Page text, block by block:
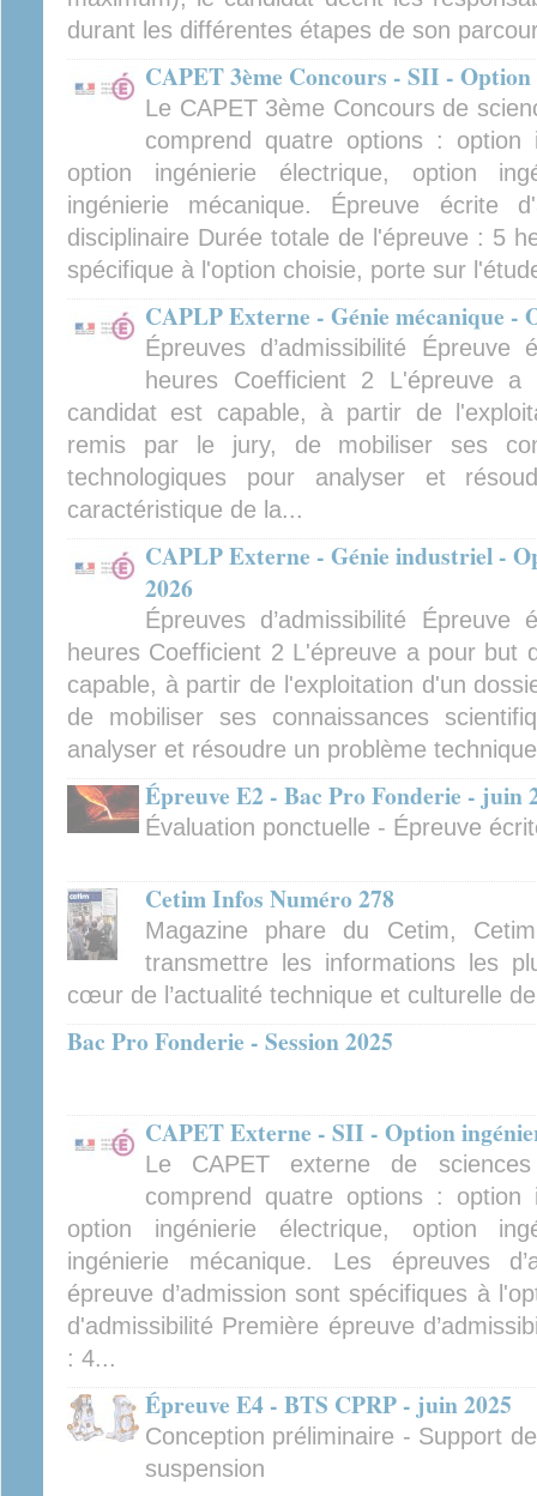
durant les différentes étapes de son
CAPET 3ème Concours - SII -
Le CAPET 3ème Concours de
comprend quatre options : option
option ingénierie électrique, option
ingénierie mécanique. Épreuve écrite
disciplinaire Durée totale de l'épreuve : 5
spécifique à l'option choisie, porte sur
CAPLP Externe - Génie mécanique -
Épreuves d’admissibilité
heures Coefficient 2 L'épreuve
candidat est capable, à partir de
remis par le jury, de mobiliser ses
technologiques pour analyser et
caractéristique de la...
CAPLP Externe - Génie industriel -
2026
Épreuves d’admissibilité
heures Coefficient 2 L'épreuve a pour but
capable, à partir de l'exploitation d'un
de mobiliser ses connaissances
analyser et résoudre un problème
Épreuve E2 - Bac Pro Fonderie - juin
Évaluation ponctuelle - Épreuve
Cetim Infos Numéro 278
Magazine phare du Cetim,
transmettre les informations les
cœur de l’actualité technique et culturelle
Bac Pro Fonderie - Session 2025
CAPET Externe - SII - Option
Le CAPET externe de
comprend quatre options : option
option ingénierie électrique, option
ingénierie mécanique. Les épreuves
épreuve d’admission sont spécifiques à
d'admissibilité Première épreuve
: 4...
Épreuve E4 - BTS CPRP - juin 2025
Conception préliminaire - Support
suspension